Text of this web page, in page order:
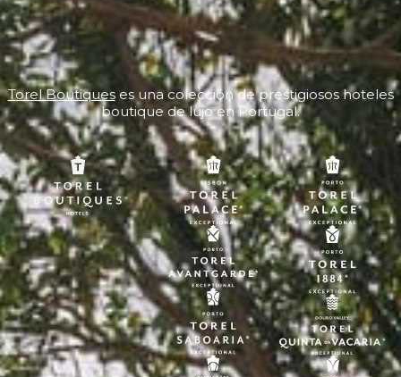
Torel Boutiqueses una colección de prestigiosos hoteles
boutique de lujo en Portugal.